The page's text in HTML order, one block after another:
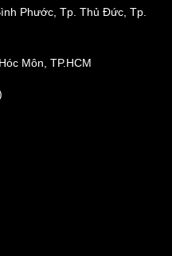
Phước, Tp. Thủ Đức, Tp.
Môn, TP.HCM